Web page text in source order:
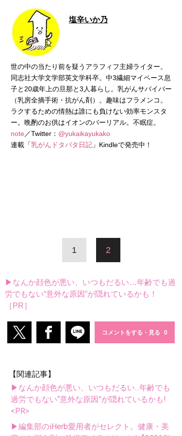
塩辛いか乃
世の中の当たり前を疑うアラフィフ主婦ライター。
同志社大学文学部英文学科卒。中3繊細マイペース息
子と20歳年上の旦那と3人暮らし。乳がんサバイバー
（乳房全摘手術・抗がん剤）。趣味はフラメンコ。
ラクするための情熱は誰にも負けない効率モンスタ
ー。晩酌のお供はイオンのバーリアル。不眠症。
note ／Twitter： @yukaikayukako
連載「乳がんドタバタ日記 」Kindleで発売中！
1 2
▶なんか顔色が悪い、いつもだるい…年齢でも過
労でもない“意外な原因”が隠れているかも！
［PR］
コメントをする・見る
【関連記事】
▶なんか顔色が悪い、いつもだるい...年齢でも
過労でもない“意外な原因”が隠れているかも!
<PR>
▶編集部のiHerb愛用者がセレクト。健康・美